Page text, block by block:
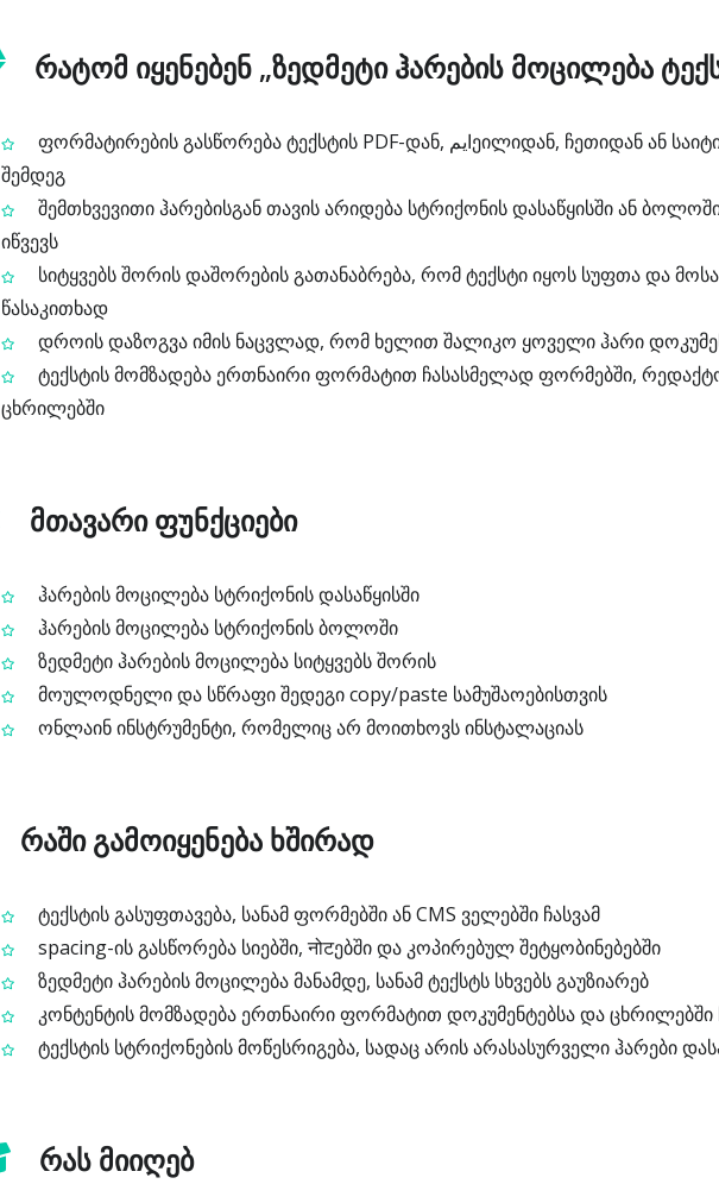
რატომ იყენებენ „ზედმეტი ჰარების მოცილება
ფორმატირების გასწორება ტექსტის PDF-დან, ایمეილიდან, ჩეთიდან ან საიტიდან კოპირების
შემდეგ
შემთხვევითი ჰარებისგან თავის არიდება სტრიქონის დასაწყისში ან
იწვევს
სიტყვებს შორის დაშორების გათანაბრება, რომ ტექსტი იყოს სუფთა და
წასაკითხად
დროის დაზოგვა იმის ნაცვლად, რომ ხელით შალიკო ყოველი ჰარი
ტექსტის მომზადება ერთნაირი ფორმატით ჩასასმელად ფორმებში,
ცხრილებში
მთავარი ფუნქციები
ჰარების მოცილება სტრიქონის დასაწყისში
ჰარების მოცილება სტრიქონის ბოლოში
ზედმეტი ჰარების მოცილება სიტყვებს შორის
მოულოდნელი და სწრაფი შედეგი copy/paste სამუშაოებისთვის
ონლაინ ინსტრუმენტი, რომელიც არ მოითხოვს ინსტალაციას
რაში გამოიყენება ხშირად
ტექსტის გასუფთავება, სანამ ფორმებში ან CMS ველებში ჩასვამ
spacing-ის გასწორება სიებში, नोटებში და კოპირებულ შეტყობინებებში
ზედმეტი ჰარების მოცილება მანამდე, სანამ ტექსტს სხვებს გაუზიარებ
კონტენტის მომზადება ერთნაირი ფორმატით დოკუმენტებსა და ცხრილებში
ტექსტის სტრიქონების მოწესრიგება, სადაც არის არასასურველი ჰარები
რას მიიღებ